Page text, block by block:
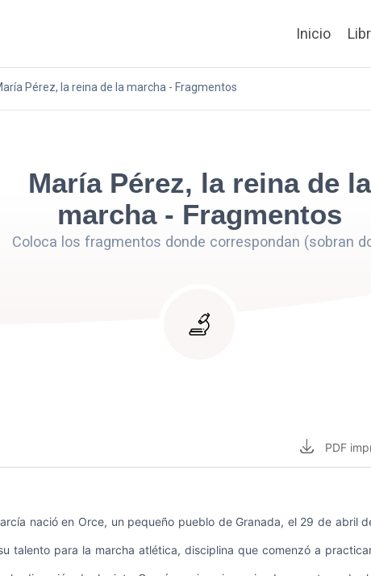
Inicio
Pérez, la reina de la marcha - Fragmentos
María Pérez, la reina de la
marcha - Fragmentos
Coloca los fragmentos donde correspondan (sobran
PDF
nació en Orce, un pequeño pueblo de Granada, el 29 de abril
talento para la marcha atlética, disciplina que comenzó a